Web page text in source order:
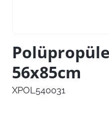
56x85cm
XPOL540031